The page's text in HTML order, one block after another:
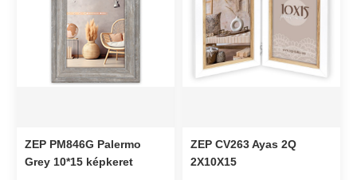
ZEP PM846G Palermo
Grey 10*15 képkeret
ZEP CV263 Ayas 2Q
2X10X15